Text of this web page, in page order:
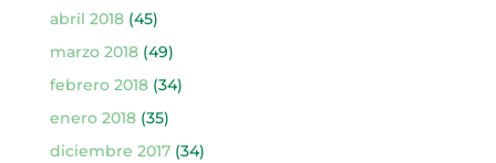
abril 2018(45)
marzo 2018(49)
febrero 2018(34)
enero 2018(35)
diciembre 2017(34)